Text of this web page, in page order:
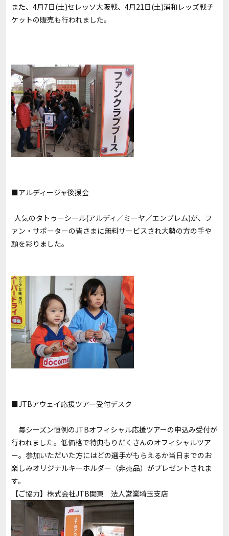
また、4月7日(土)セレッソ大阪戦、4月21日(土)浦和レッズ戦チ
ケットの販売も行われました。
■アルディージャ後援会
人気のタトゥーシール(アルディ／ミーヤ／エンブレム)が、フ
ァン・サポーターの皆さまに無料サービスされ大勢の方の手や
顔を彩りました。
■JTBアウェイ応援ツアー受付デスク
毎シーズン恒例のJTBオフィシャル応援ツアーの申込み受付が
行われました。低価格で特典もりだくさんのオフィシャルツア
ー。参加いただいた方にはどの選手がもらえるか当日までのお
楽しみオリジナルキーホルダー（非売品）がプレゼントされま
す。
【ご協力】株式会社JTB関東 法人営業埼玉支店